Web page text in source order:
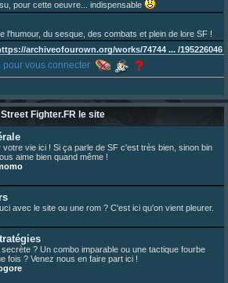
e
pour cette oeuvre... indispensable
l'humour, du sesque, des combats et plein de lore SF !
archiveofourown.org/works/74744 ... /195226046
la peine je reposte ma dernière fic.
x.com/preterniadotcom/status/20 ... 8820352079
de Alex en ligne les gens !
ma 1e review de figurine !
SFFR shoutbox !
réinitialisée
pour vous connecter
Street Fighter.FR le site
vie ici ! Si ça parle de SF c'est très bien, sinon bin
aime bien quand même !
avec le site ou une rom ? C'est ici qu'on vient pleurer.
? Un combo imparable ou une tactique fourbe
fois ? Venez nous en faire part ici !